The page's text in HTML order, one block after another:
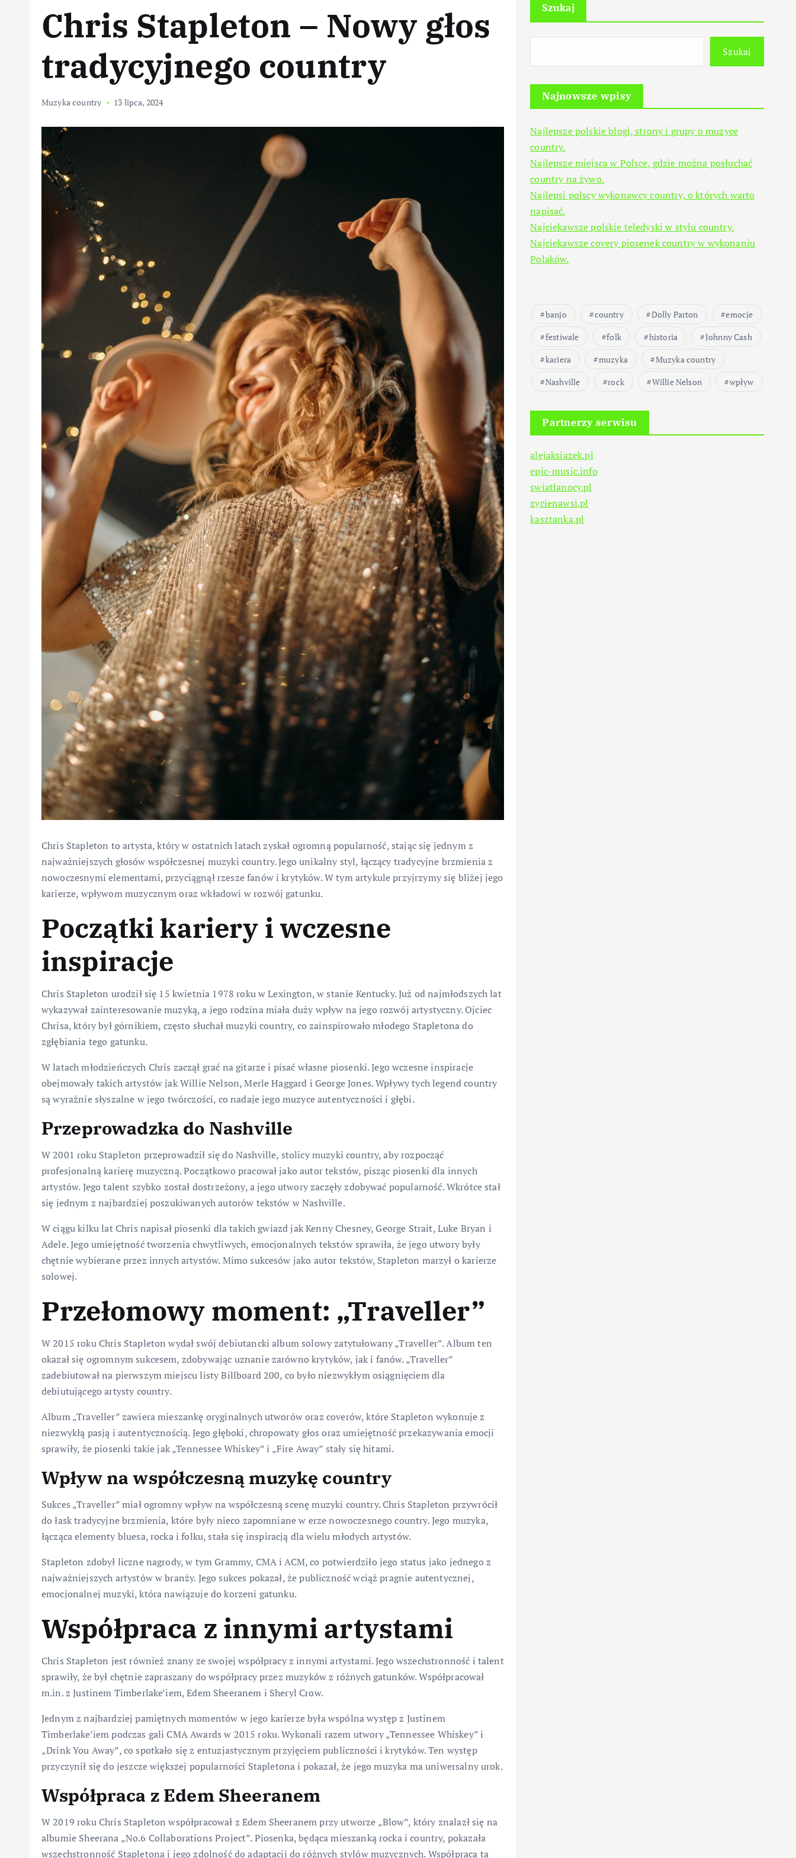
Chris Stapleton – Nowy głos
tradycyjnego country
Muzyka country 13 lipca, 2024
Chris Stapleton to artysta, który w ostatnich latach zyskał ogromną popularność, stając się jednym z
najważniejszych głosów współczesnej muzyki country. Jego unikalny styl, łączący tradycyjne brzmienia z
nowoczesnymi elementami, przyciągnął rzesze fanów i krytyków. W tym artykule przyjrzymy się bliżej jego
karierze, wpływom muzycznym oraz wkładowi w rozwój gatunku.
Początki kariery i wczesne
inspiracje
Chris Stapleton urodził się 15 kwietnia 1978 roku w Lexington, w stanie Kentucky. Już od najmłodszych lat
wykazywał zainteresowanie muzyką, a jego rodzina miała duży wpływ na jego rozwój artystyczny. Ojciec
Chrisa, który był górnikiem, często słuchał muzyki country, co zainspirowało młodego Stapletona do
zgłębiania tego gatunku.
W latach młodzieńczych Chris zaczął grać na gitarze i pisać własne piosenki. Jego wczesne inspiracje
obejmowały takich artystów jak Willie Nelson, Merle Haggard i George Jones. Wpływy tych legend country
są wyraźnie słyszalne w jego twórczości, co nadaje jego muzyce autentyczności i głębi.
Przeprowadzka do Nashville
W 2001 roku Stapleton przeprowadził się do Nashville, stolicy muzyki country, aby rozpocząć
profesjonalną karierę muzyczną. Początkowo pracował jako autor tekstów, pisząc piosenki dla innych
artystów. Jego talent szybko został dostrzeżony, a jego utwory zaczęły zdobywać popularność. Wkrótce stał
się jednym z najbardziej poszukiwanych autorów tekstów w Nashville.
W ciągu kilku lat Chris napisał piosenki dla takich gwiazd jak Kenny Chesney, George Strait, Luke Bryan i
Adele. Jego umiejętność tworzenia chwytliwych, emocjonalnych tekstów sprawiła, że jego utwory były
chętnie wybierane przez innych artystów. Mimo sukcesów jako autor tekstów, Stapleton marzył o karierze
solowej.
Przełomowy moment: „Traveller”
W 2015 roku Chris Stapleton wydał swój debiutancki album solowy zatytułowany „Traveller”. Album ten
okazał się ogromnym sukcesem, zdobywając uznanie zarówno krytyków, jak i fanów. „Traveller”
zadebiutował na pierwszym miejscu listy Billboard 200, co było niezwykłym osiągnięciem dla
debiutującego artysty country.
Album „Traveller” zawiera mieszankę oryginalnych utworów oraz coverów, które Stapleton wykonuje z
niezwykłą pasją i autentycznością. Jego głęboki, chropowaty głos oraz umiejętność przekazywania emocji
sprawiły, że piosenki takie jak „Tennessee Whiskey” i „Fire Away” stały się hitami.
Wpływ na współczesną muzykę country
Sukces „Traveller” miał ogromny wpływ na współczesną scenę muzyki country. Chris Stapleton przywrócił
do łask tradycyjne brzmienia, które były nieco zapomniane w erze nowoczesnego country. Jego muzyka,
łącząca elementy bluesa, rocka i folku, stała się inspiracją dla wielu młodych artystów.
Stapleton zdobył liczne nagrody, w tym Grammy, CMA i ACM, co potwierdziło jego status jako jednego z
najważniejszych artystów w branży. Jego sukces pokazał, że publiczność wciąż pragnie autentycznej,
emocjonalnej muzyki, która nawiązuje do korzeni gatunku.
Współpraca z innymi artystami
Chris Stapleton jest również znany ze swojej współpracy z innymi artystami. Jego wszechstronność i talent
sprawiły, że był chętnie zapraszany do współpracy przez muzyków z różnych gatunków. Współpracował
m.in. z Justinem Timberlake’iem, Edem Sheeranem i Sheryl Crow.
Jednym z najbardziej pamiętnych momentów w jego karierze była wspólna występ z Justinem
Timberlake’iem podczas gali CMA Awards w 2015 roku. Wykonali razem utwory „Tennessee Whiskey” i
„Drink You Away”, co spotkało się z entuzjastycznym przyjęciem publiczności i krytyków. Ten występ
przyczynił się do jeszcze większej popularności Stapletona i pokazał, że jego muzyka ma uniwersalny urok.
Współpraca z Edem Sheeranem
W 2019 roku Chris Stapleton współpracował z Edem Sheeranem przy utworze „Blow”, który znalazł się na
albumie Sheerana „No.6 Collaborations Project”. Piosenka, będąca mieszanką rocka i country, pokazała
wszechstronność Stapletona i jego zdolność do adaptacji do różnych stylów muzycznych. Współpraca ta
Szukaj
Szukaj
Najnowsze wpisy
Najlepsze polskie blogi, strony i grupy o muzyce
country.
Najlepsze miejsca w Polsce, gdzie można posłuchać
country na żywo.
Najlepsi polscy wykonawcy country, o których warto
napisać.
Najciekawsze polskie teledyski w stylu country.
Najciekawsze covery piosenek country w wykonaniu
Polaków.
banjo country Dolly Parton
emocje
festiwale
folk historia
Johnny Cash
kariera
muzyka
Muzyka country
Nashville
rock Willie Nelson wpływ
Partnerzy serwisu
alejaksiazek.pl
epic-music.info
swiatlanocy.pl
zycienawsi.pl
kasztanka.pl